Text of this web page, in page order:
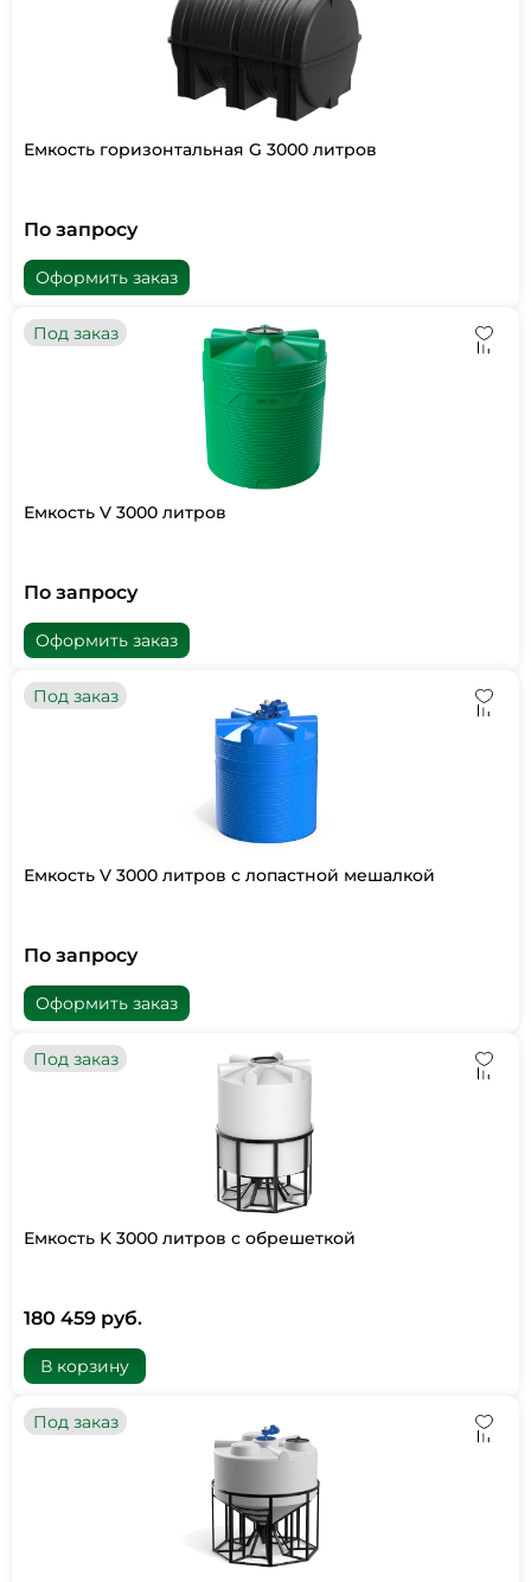
Емкость горизонтальная G 3000 литров
По запросу
Оформить заказ
Под заказ
Емкость V 3000 литров
По запросу
Оформить заказ
Под заказ
Емкость V 3000 литров с лопастной мешалкой
По запросу
Оформить заказ
Под заказ
Емкость K 3000 литров с обрешеткой
180 459 руб.
В корзину
Под заказ